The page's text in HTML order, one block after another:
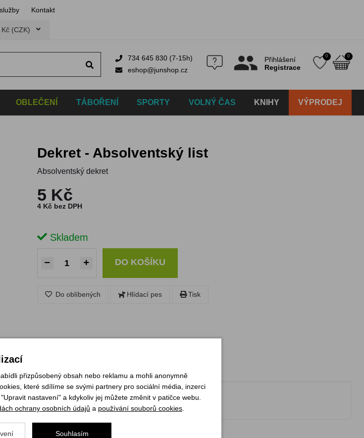
Kontakt
(CZK)
734 645 830 (7-15h)
eshop@junshop.cz
Přihlášení
Registrace
0 0
OBLEČENÍ TÁBOŘENÍ SPORTY VOLNÝ ČAS KNIHY VÝPRODEJ
Dekret - Absolventský list
Absolventský dekret
5 Kč
4 Kč bez DPH
Skladem
DO KOŠÍKU
Do oblíbených Hlídací pes Tisk
přizpůsobený obsah nebo reklamu a mohli anonymně
které sdílíme se svými partnery pro sociální média, inzerci
nastavení" a kdykoliv jej můžete změnit v patičce webu.
ochrany osobních údajů a používání souborů cookies
Souhlasím